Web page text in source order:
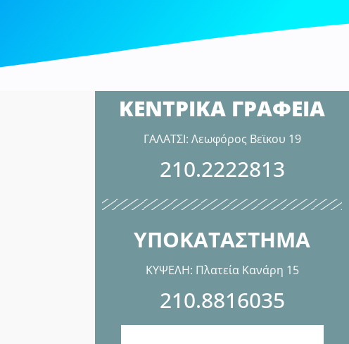
ΚΕΝΤΡΙΚΑ ΓΡΑΦΕΙΑ
ΓΑΛΑΤΣΙ: Λεωφόρος Βεϊκου 19
210.2222813
ΥΠΟΚΑΤΑΣΤΗΜΑ
ΚΥΨΕΛΗ: Πλατεία Κανάρη 15
210.8816035